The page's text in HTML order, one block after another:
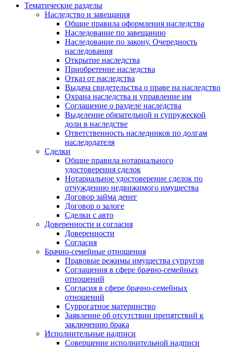
Тематические разделы
Наследство и завещания
Общие правила оформления наследства
Наследование по завещанию
Наследование по закону. Очередность
наследования
Открытие наследства
Приобретение наследства
Отказ от наследства
Выдача свидетельства о праве на наследство
Охрана наследства и управление им
Соглашение о разделе наследства
Выделение обязательной и супружеской
доли в наследстве
Ответственность наследников по долгам
наследодателя
Сделки
Общие правила нотариального
удостоверения сделок
Нотариальное удостоверение сделок по
отчуждению недвижимого имущества
Договор займа денег
Договор о залоге
Сделки с авто
Доверенности и согласия
Доверенности
Согласия
Брачно-семейные отношения
Правовые режимы имущества супругов
Соглашения в сфере брачно-семейных
отношений
Согласия в сфере брачно-семейных
отношений
Суррогатное материнство
Заявление об отсутствии препятствий к
заключению брака
Исполнительные надписи
Совершение исполнительной надписи